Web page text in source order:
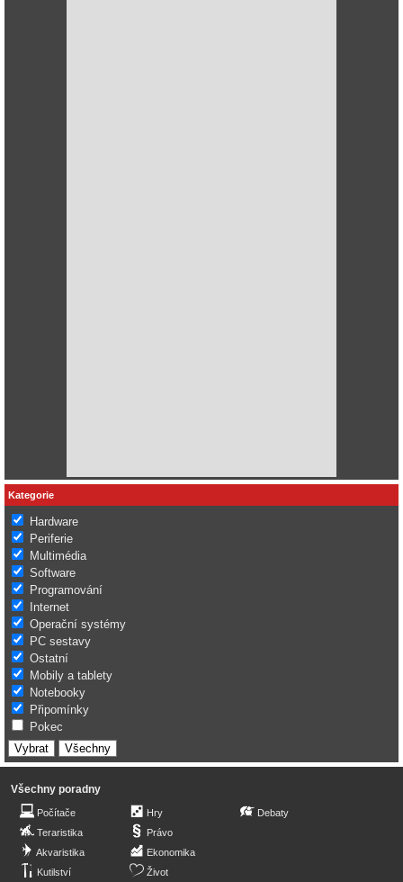
Kategorie
Hardware
Periferie
Multimédia
Software
Programování
Internet
Operační systémy
PC sestavy
Ostatní
Mobily a tablety
Notebooky
Připomínky
Pokec
Všechny poradny
Počítače
Teraristika
Akvaristika
Kutilství
Hry
Právo
Ekonomika
Život
Debaty